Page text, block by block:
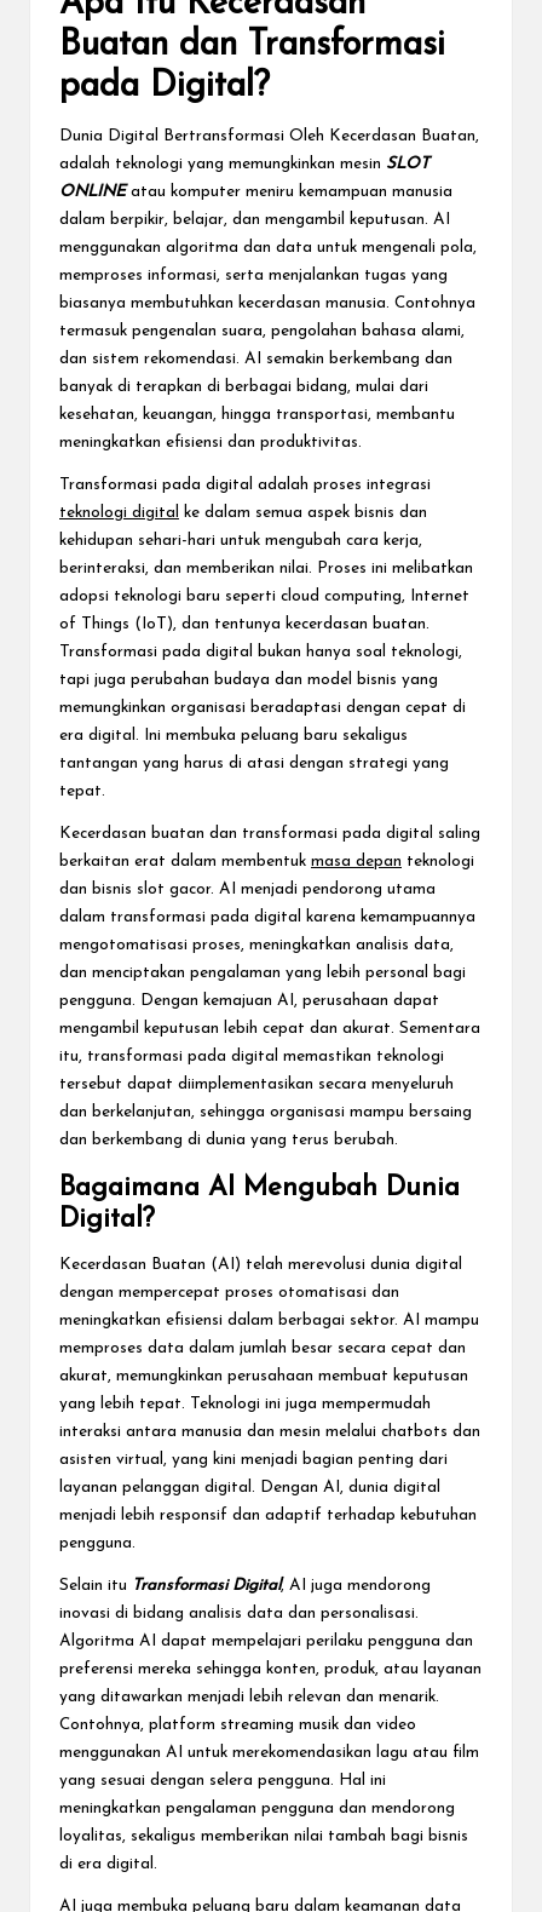
Buatan dan Transformasi
pada Digital?
Dunia Digital Bertransformasi Oleh Kecerdasan Buatan,
adalah teknologi yang memungkinkan mesin SLOT
ONLINEatau komputer meniru kemampuan manusia
dalam berpikir, belajar, dan mengambil keputusan. AI
menggunakan algoritma dan data untuk mengenali pola,
memproses informasi, serta menjalankan tugas yang
biasanya membutuhkan kecerdasan manusia. Contohnya
termasuk pengenalan suara, pengolahan bahasa alami,
dan sistem rekomendasi. AI semakin berkembang dan
banyak di terapkan di berbagai bidang, mulai dari
kesehatan, keuangan, hingga transportasi, membantu
meningkatkan efisiensi dan produktivitas.
Transformasi pada digital adalah proses integrasi
teknologi digital
ke dalam semua aspek bisnis dan
kehidupan sehari-hari untuk mengubah cara kerja,
berinteraksi, dan memberikan nilai. Proses ini melibatkan
adopsi teknologi baru seperti cloud computing, Internet
of Things (IoT), dan tentunya kecerdasan buatan.
Transformasi pada digital bukan hanya soal teknologi,
tapi juga perubahan budaya dan model bisnis yang
memungkinkan organisasi beradaptasi dengan cepat di
era digital. Ini membuka peluang baru sekaligus
tantangan yang harus di atasi dengan strategi yang
tepat.
Kecerdasan buatan dan transformasi pada digital saling
berkaitan erat dalam membentuk masa depan teknologi
dan bisnis slot gacor. AI menjadi pendorong utama
dalam transformasi pada digital karena kemampuannya
mengotomatisasi proses, meningkatkan analisis data,
dan menciptakan pengalaman yang lebih personal bagi
pengguna. Dengan kemajuan AI, perusahaan dapat
mengambil keputusan lebih cepat dan akurat. Sementara
itu, transformasi pada digital memastikan teknologi
tersebut dapat diimplementasikan secara menyeluruh
dan berkelanjutan, sehingga organisasi mampu bersaing
dan berkembang di dunia yang terus berubah.
Bagaimana AI Mengubah Dunia
Digital?
Kecerdasan Buatan (AI) telah merevolusi dunia digital
dengan mempercepat proses otomatisasi dan
meningkatkan efisiensi dalam berbagai sektor. AI mampu
memproses data dalam jumlah besar secara cepat dan
akurat, memungkinkan perusahaan membuat keputusan
yang lebih tepat. Teknologi ini juga mempermudah
interaksi antara manusia dan mesin melalui chatbots dan
asisten virtual, yang kini menjadi bagian penting dari
layanan pelanggan digital. Dengan AI, dunia digital
menjadi lebih responsif dan adaptif terhadap kebutuhan
pengguna.
Selain itu Transformasi Digital, AI juga mendorong
inovasi di bidang analisis data dan personalisasi.
Algoritma AI dapat mempelajari perilaku pengguna dan
preferensi mereka sehingga konten, produk, atau layanan
yang ditawarkan menjadi lebih relevan dan menarik.
Contohnya, platform streaming musik dan video
menggunakan AI untuk merekomendasikan lagu atau film
yang sesuai dengan selera pengguna. Hal ini
meningkatkan pengalaman pengguna dan mendorong
loyalitas, sekaligus memberikan nilai tambah bagi bisnis
di era digital.
AI juga membuka peluang baru dalam keamanan data